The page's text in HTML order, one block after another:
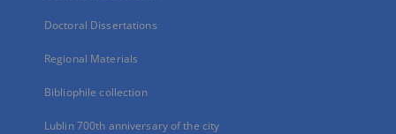
Doctoral Dissertations
Regional Materials
Bibliophile collection
Lublin 700th anniversary of the city